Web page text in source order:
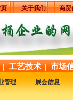
关于我们 商贸
| 工艺技术 | 市场
管理 ·展会信息